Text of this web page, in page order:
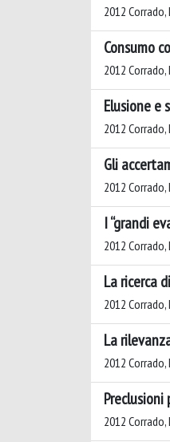
2012 Corrado,
Consumo
2012 Corrado,
Elusione e
2012 Corrado,
Gli
2012 Corrado,
I “grandi
2012 Corrado,
La ricerca
2012 Corrado,
La
2012 Corrado,
2012 Corrado,